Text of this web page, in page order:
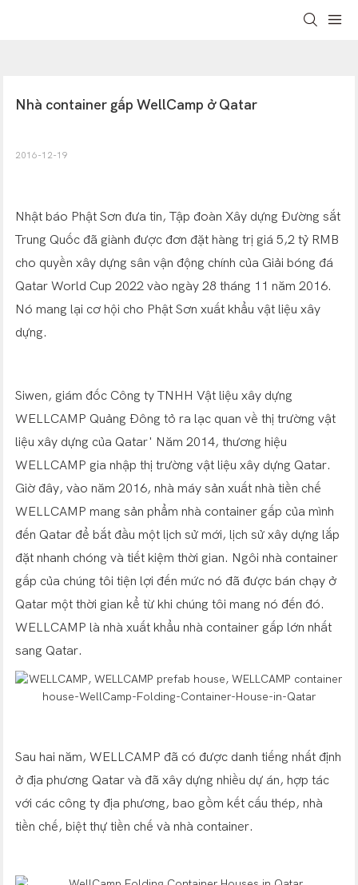
Nhà container gấp WellCamp ở Qatar
2016-12-19
Nhật báo Phật Sơn đưa tin, Tập đoàn Xây dựng Đường sắt
Trung Quốc đã giành được đơn đặt hàng trị giá 5,2 tỷ RMB
cho quyền xây dựng sân vận động chính của Giải bóng đá
Qatar World Cup 2022 vào ngày 28 tháng 11 năm 2016.
Nó mang lại cơ hội cho Phật Sơn xuất khẩu vật liệu xây
dựng.
Siwen, giám đốc Công ty TNHH Vật liệu xây dựng
WELLCAMP Quảng Đông tỏ ra lạc quan về thị trường vật
liệu xây dựng của Qatar' Năm 2014, thương hiệu
WELLCAMP gia nhập thị trường vật liệu xây dựng Qatar.
Giờ đây, vào năm 2016, nhà máy sản xuất nhà tiền chế
WELLCAMP mang sản phẩm nhà container gấp của mình
đến Qatar để bắt đầu một lịch sử mới, lịch sử xây dựng lắp
đặt nhanh chóng và tiết kiệm thời gian. Ngôi nhà container
gấp của chúng tôi tiện lợi đến mức nó đã được bán chạy ở
Qatar một thời gian kể từ khi chúng tôi mang nó đến đó.
WELLCAMP là nhà xuất khẩu nhà container gấp lớn nhất
sang Qatar.
Sau hai năm, WELLCAMP đã có được danh tiếng nhất định
ở địa phương Qatar và đã xây dựng nhiều dự án, hợp tác
với các công ty địa phương, bao gồm kết cấu thép, nhà
tiền chế, biệt thự tiền chế và nhà container.